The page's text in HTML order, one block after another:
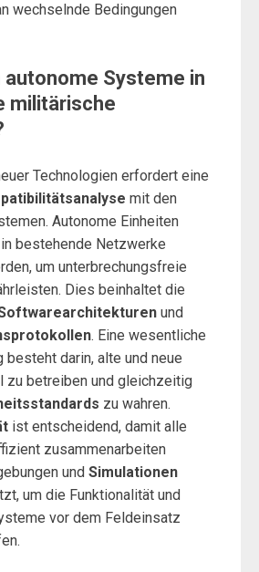
wechselnde Bedingungen
autonome Systeme in
militärische
Technologien erfordert eine
mit den
Autonome Einheiten
bestehende Netzwerke
um unterbrechungsfreie
Dies beinhaltet die
und
. Eine wesentliche
besteht darin, alte und neue
zu betreiben und gleichzeitig
zu wahren.
ist entscheidend, damit alle
zusammenarbeiten
und Simulationen
um die Funktionalität und
vor dem Feldeinsatz